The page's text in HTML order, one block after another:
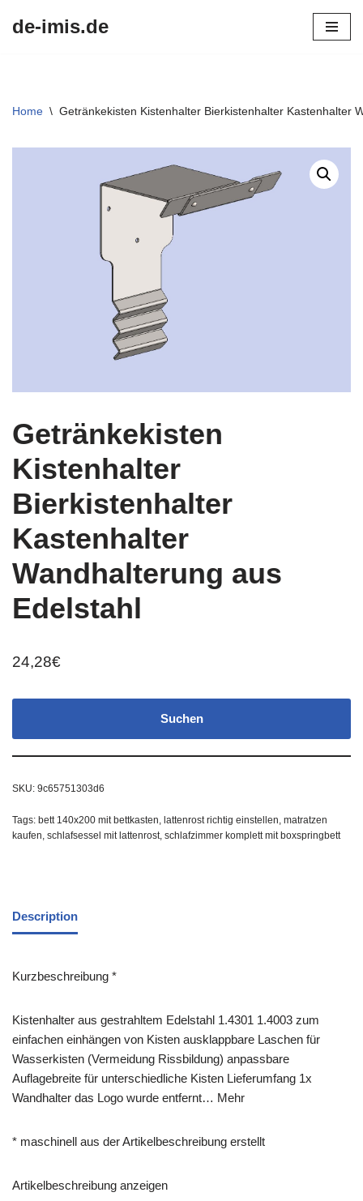
de-imis.de
Home \ Getränkekisten Kistenhalter Bierkistenhalter Kastenhalter
Getränkekisten
Kistenhalter
Bierkistenhalter
Kastenhalter
Wandhalterung aus
Edelstahl
24,28€
Suchen
SKU: 9c65751303d6
Tags: bett 140x200 mit bettkasten, lattenrost richtig einstellen, matratzen
kaufen, schlafsessel mit lattenrost, schlafzimmer komplett mit boxspringbett
Description
Kurzbeschreibung *
Kistenhalter aus gestrahltem Edelstahl 1.4301 1.4003 zum
einfachen einhängen von Kisten ausklappbare Laschen für
Wasserkisten (Vermeidung Rissbildung) anpassbare
Auflagebreite für unterschiedliche Kisten Lieferumfang 1x
Wandhalter das Logo wurde entfernt… Mehr
* maschinell aus der Artikelbeschreibung erstellt
Artikelbeschreibung anzeigen